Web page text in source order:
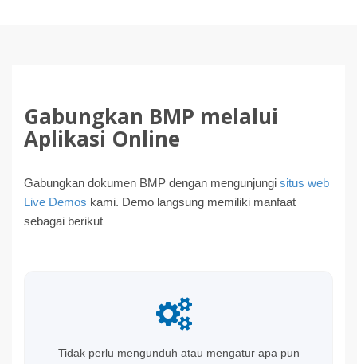
Gabungkan BMP melalui
Aplikasi Online
Gabungkan dokumen BMP dengan mengunjungi situs web
Live Demos kami. Demo langsung memiliki manfaat
sebagai berikut
Tidak perlu mengunduh atau mengatur apa pun